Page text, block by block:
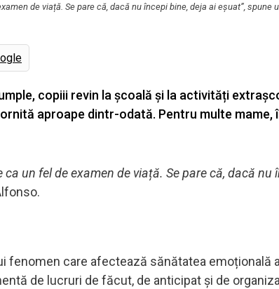
de viață. Se pare că, dacă nu începi bine, deja ai eșuat”, spune
copiii revin la școală și la activități
aproape dintr-odată. Pentru multe mame,
un fel de examen de viață. Se pare că, dacă nu
fenomen care afectează sănătatea emoțională
de lucruri de făcut, de anticipat și de